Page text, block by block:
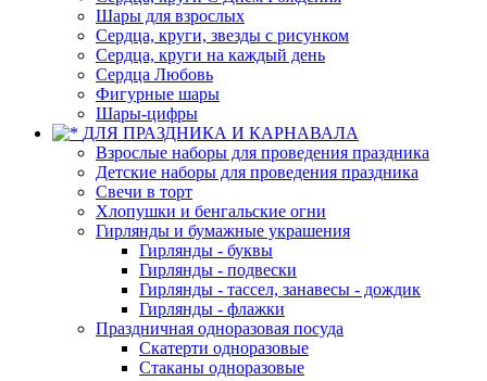
Шары для взрослых
Сердца, круги, звезды с рисунком
Сердца, круги на каждый день
Сердца Любовь
Фигурные шары
Шары-цифры
ДЛЯ ПРАЗДНИКА И КАРНАВАЛА
Взрослые наборы для проведения праздника
Детские наборы для проведения праздника
Свечи в торт
Хлопушки и бенгальские огни
Гирлянды и бумажные украшения
Гирлянды - буквы
Гирлянды - подвески
Гирлянды - тассел, занавесы - дождик
Гирлянды - флажки
Праздничная одноразовая посуда
Скатерти одноразовые
Стаканы одноразовые